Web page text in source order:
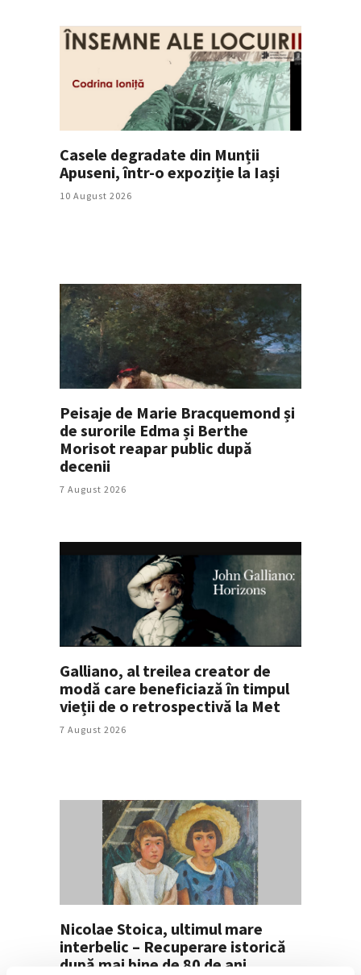
Casele degradate din Munții
Apuseni, într-o expoziție la Iași
10 August 2026
Peisaje de Marie Bracquemond și
de surorile Edma și Berthe
Morisot reapar public după
decenii
7 August 2026
Galliano, al treilea creator de
modă care beneficiază în timpul
vieții de o retrospectivă la Met
7 August 2026
Nicolae Stoica, ultimul mare
interbelic – Recuperare istorică
după mai bine de 80 de ani